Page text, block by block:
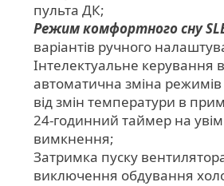
пульта ДК;
Режим комфортного сну
варіантів ручного
Інтелектуальне керування
автоматична зміна
від змін температури в
24-годинний таймер на
вимкнення;
Затримка пуску
виключення обдування